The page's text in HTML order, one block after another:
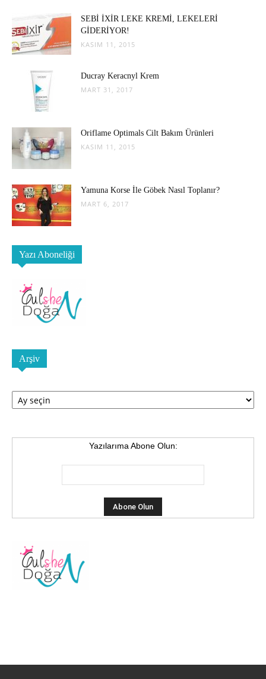
SEBİ İXİR LEKE KREMİ, LEKELERİ
GİDERİYOR!
KASIM 11, 2015
Ducray Keracnyl Krem
MART 31, 2017
Oriflame Optimals Cilt Bakım Ürünleri
KASIM 11, 2015
Yamuna Korse İle Göbek Nasıl Toplanır?
MART 6, 2017
Yazı Aboneliği
Arşiv
Arşiv
Yazılarıma Abone Olun: